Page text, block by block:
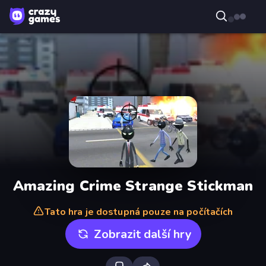
Amazing Crime Strange Stickman
Tato hra je dostupná pouze na počítačích
Zobrazit další hry